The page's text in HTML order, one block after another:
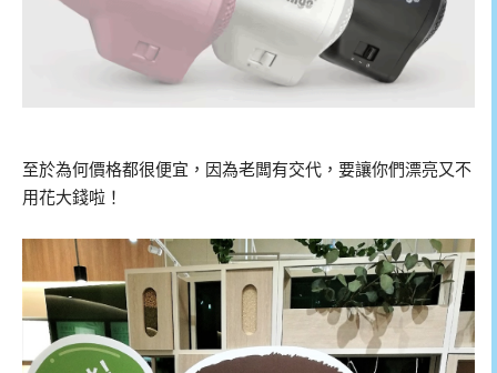
至於為何價格都很便宜，因為老闆有交代，要讓你們漂亮又不
用花大錢啦！